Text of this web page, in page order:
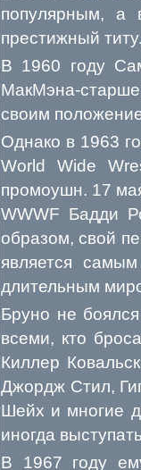
популярным, а
престижный
В 1960 году
МакМэна-
своим
Однако в 1963
World Wide
промоушн. 17
WWWF Бадди
образом, свой
является
длительным
Бруно не
всеми, кто
Киллер
Джордж Стил,
Шейх и многие
иногда
В 1967 году